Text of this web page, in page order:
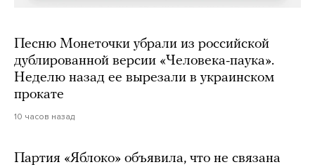
Песню Монеточки убрали из российской
дублированной версии «Человека-паука».
Неделю назад ее вырезали в украинском
прокате
10 часов назад
Партия «Яблоко» объявила, что не связана